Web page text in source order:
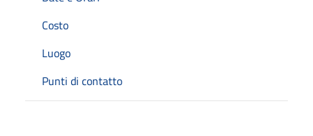
Costo
Luogo
Punti di contatto